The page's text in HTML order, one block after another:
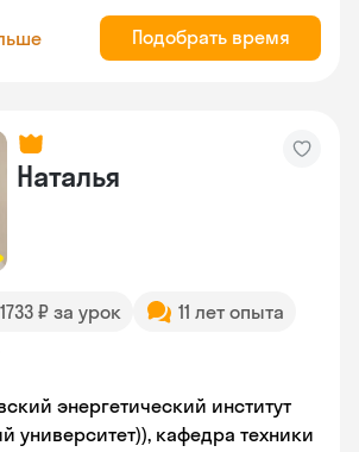
Подобрать время
Наталья
₽ за урок
11 лет опыта
энергетический институт
университет)), кафедра техники